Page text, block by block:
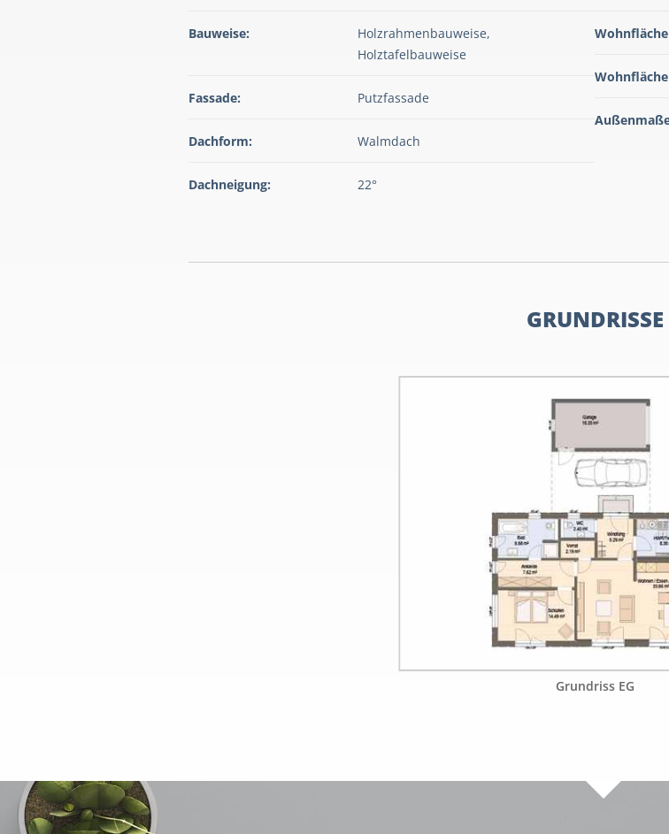
Bauweise:
Holzrahmenbauweise,
Holztafelbauweise
Fassade: Putzfassade
Dachform: Walmdach
Dachneigung: 22°
Wohnfläche
GRUNDRISSE
Grundriss EG